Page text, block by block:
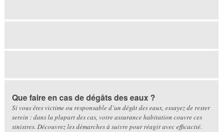
Que faire en cas de dégâts des eaux ?
Si vous êtes victime ou responsable d’un dégât des eaux, essayez de rester
serein : dans la plupart des cas, votre assurance habitation couvre ces
sinistres. Découvrez les démarches à suivre pour réagir avec efficacité.